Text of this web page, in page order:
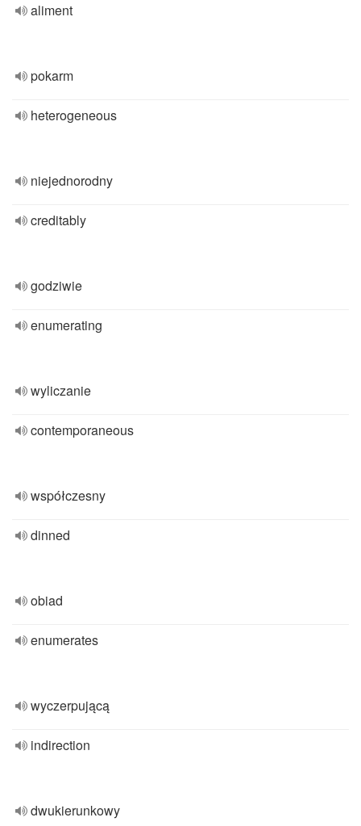
aliment
pokarm
heterogeneous
niejednorodny
creditably
godziwie
enumerating
wyliczanie
contemporaneous
współczesny
dinned
obiad
enumerates
wyczerpującą
indirection
dwukierunkowy